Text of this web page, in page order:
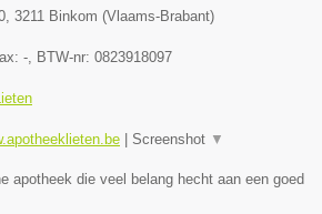
3211 Binkom (Vlaams-Brabant)
- , BTW-nr: 0823918097
Screenshot ▼
apotheek die veel belang hecht aan een goed